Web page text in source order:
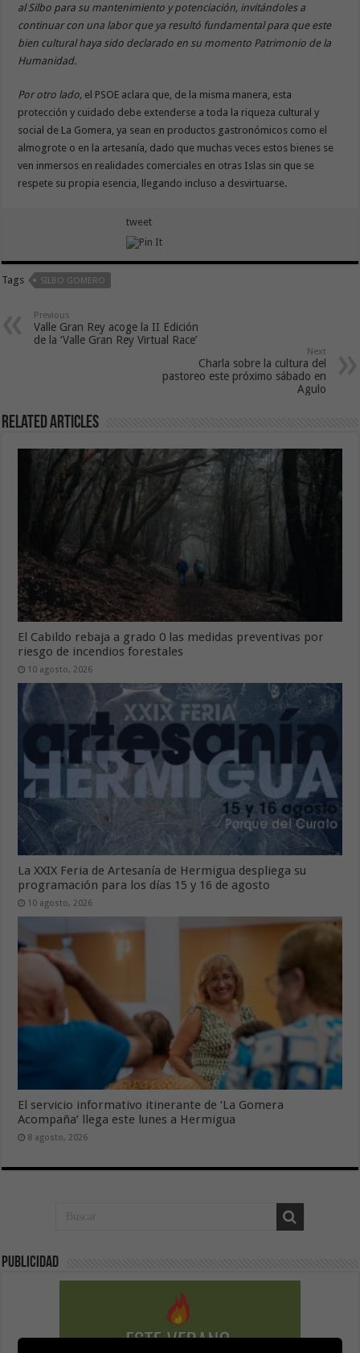
al Silbo para su mantenimiento y potenciación, invitándoles a
continuar con una labor que ya resultó fundamental para que este
bien cultural haya sido declarado en su momento Patrimonio de la
Humanidad.
Por otro lado, el PSOE aclara que, de la misma manera, esta
protección y cuidado debe extenderse a toda la riqueza cultural y
social de La Gomera, ya sean en productos gastronómicos como el
almogrote o en la artesanía, dado que muchas veces estos bienes se
ven inmersos en realidades comerciales en otras Islas sin que se
respete su propia esencia, llegando incluso a desvirtuarse.
tweet
Tags SILBO GOMERO
Previous
Valle Gran Rey acoge la II Edición
de la ‘Valle Gran Rey Virtual Race’
Next
Charla sobre la cultura del
pastoreo este próximo sábado en
Agulo
Related Articles
El Cabildo rebaja a grado 0 las medidas preventivas por
riesgo de incendios forestales
10 agosto, 2026
La XXIX Feria de Artesanía de Hermigua despliega su
programación para los días 15 y 16 de agosto
10 agosto, 2026
El servicio informativo itinerante de ‘La Gomera
Acompaña’ llega este lunes a Hermigua
8 agosto, 2026
Publicidad